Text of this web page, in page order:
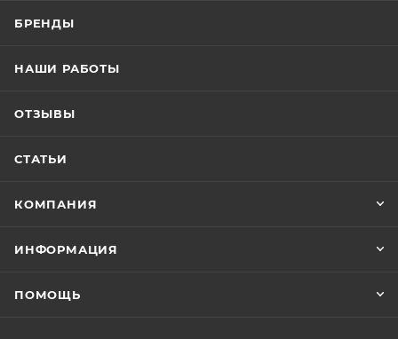
БРЕНДЫ
НАШИ РАБОТЫ
ОТЗЫВЫ
СТАТЬИ
КОМПАНИЯ
ИНФОРМАЦИЯ
ПОМОЩЬ